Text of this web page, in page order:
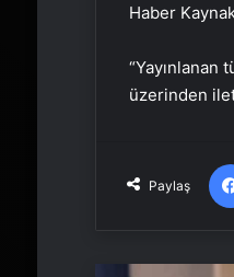
Haber
üzerinden
Paylaş